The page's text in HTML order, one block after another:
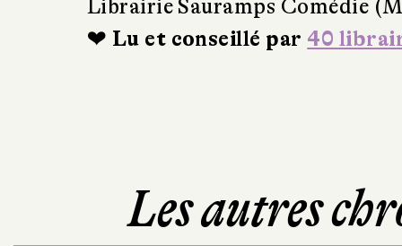
Librairie Sauramps Comédie
❤ Lu et conseillé par 40
Les autres